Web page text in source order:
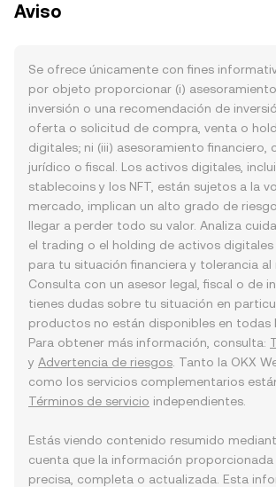
Aviso
Se ofrece únicamente con fines
por objeto proporcionar (i)
inversión o una recomendación de
oferta o solicitud de compra, venta o
digitales; ni (iii) asesoramiento financiero,
jurídico o fiscal. Los activos digitales,
stablecoins y los NFT, están sujetos a la
mercado, implican un alto grado de
llegar a perder todo su valor. Analiza
el trading o el holding de activos
para tu situación financiera y tolerancia al
Consulta con un asesor legal, fiscal o de
tienes dudas sobre tu situación en
productos no están disponibles en todas
Para obtener más información, consulta:
y Advertencia de riesgos . Tanto la OKX
como los servicios complementarios
Términos de servicio independientes.
Estás viendo contenido resumido
cuenta que la información proporcionada
precisa, completa o actualizada. Esta